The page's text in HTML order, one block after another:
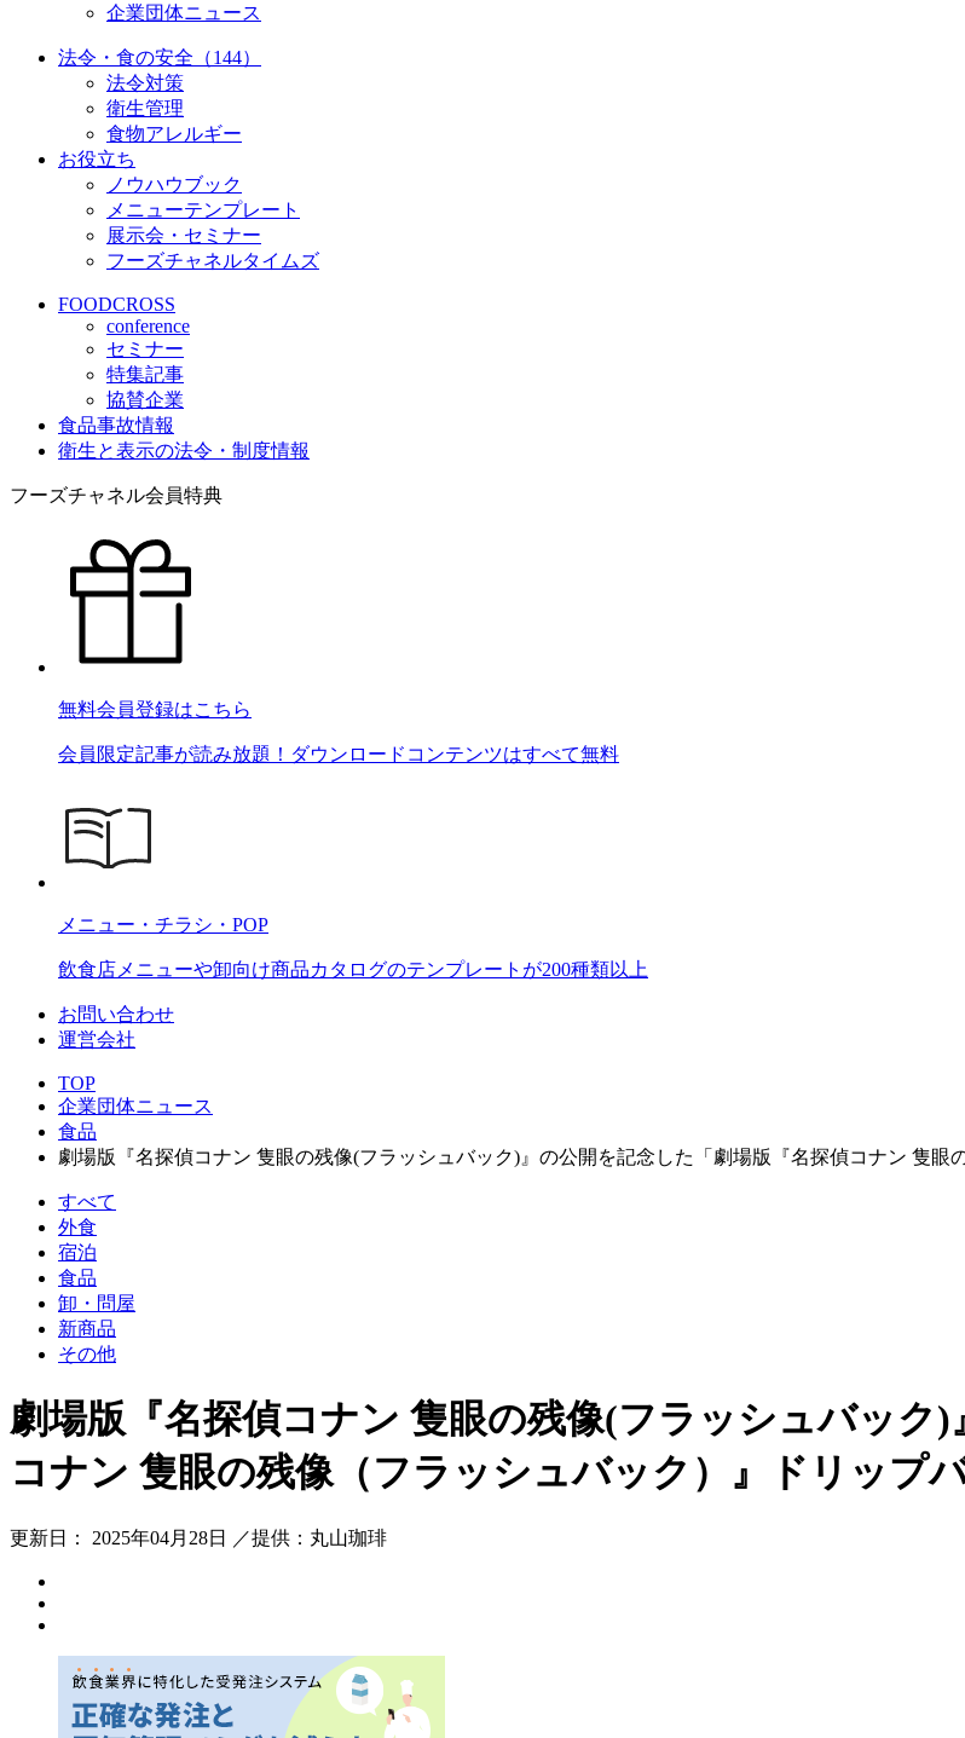
企業団体ニュース
法令・食の安全（144）
法令対策
衛生管理
食物アレルギー
お役立ち
ノウハウブック
メニューテンプレート
展示会・セミナー
フーズチャネルタイムズ
FOODCROSS
conference
セミナー
特集記事
協賛企業
食品事故情報
衛生と表示の法令・制度情報
フーズチャネル会員特典
無料会員登録はこちら
会員限定記事が読み放題！ダウンロードコンテンツはすべて無料
メニュー・チラシ・POP
飲食店メニューや卸向け商品カタログのテンプレートが200種類以上
お問い合わせ
運営会社
TOP
企業団体ニュース
食品
劇場版『名探偵コナン 隻眼の残像(フラッシュバック)』の公開を記念した「劇場版『名探偵コナン 隻
すべて
外食
宿泊
食品
卸・問屋
新商品
その他
劇場版『名探偵コナン 隻眼の残像(フラッシュバック
コナン 隻眼の残像（フラッシュバック）』ドリップ
更新日： 2025年04月28日 ／提供：丸山珈琲